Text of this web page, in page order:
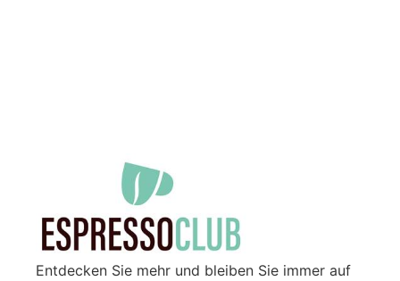
Entdecken Sie mehr und bleiben Sie immer auf